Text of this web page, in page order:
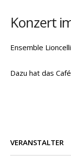
Konzert
Ensemble
Dazu hat das
VERANSTALTER